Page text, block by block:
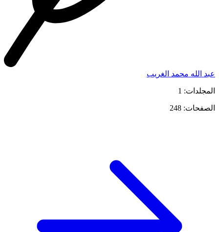
عبد الله محمد الغريب
المجلدات: 1
الصفحات: 248